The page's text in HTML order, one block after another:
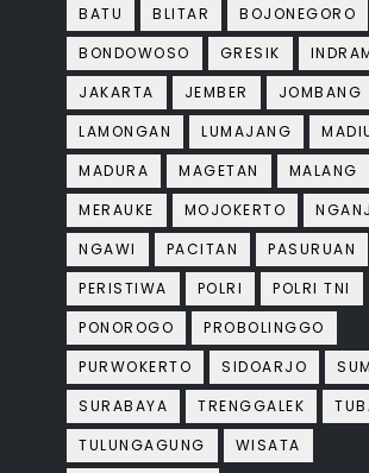
BATU
BLITAR
BOJONEGORO
BONDOWOSO
GRESIK
JAKARTA
JEMBER JOMBANG
LAMONGAN
LUMAJANG
MADURA
MAGETAN
MALANG
MERAUKE
MOJOKERTO
NGAWI
PACITAN
PASURUAN
PERISTIWA
POLRI
POLRI TNI
PONOROGO
PROBOLINGGO
PURWOKERTO
SIDOARJO
SURABAYA
TRENGGALEK
TULUNGAGUNG
WISATA